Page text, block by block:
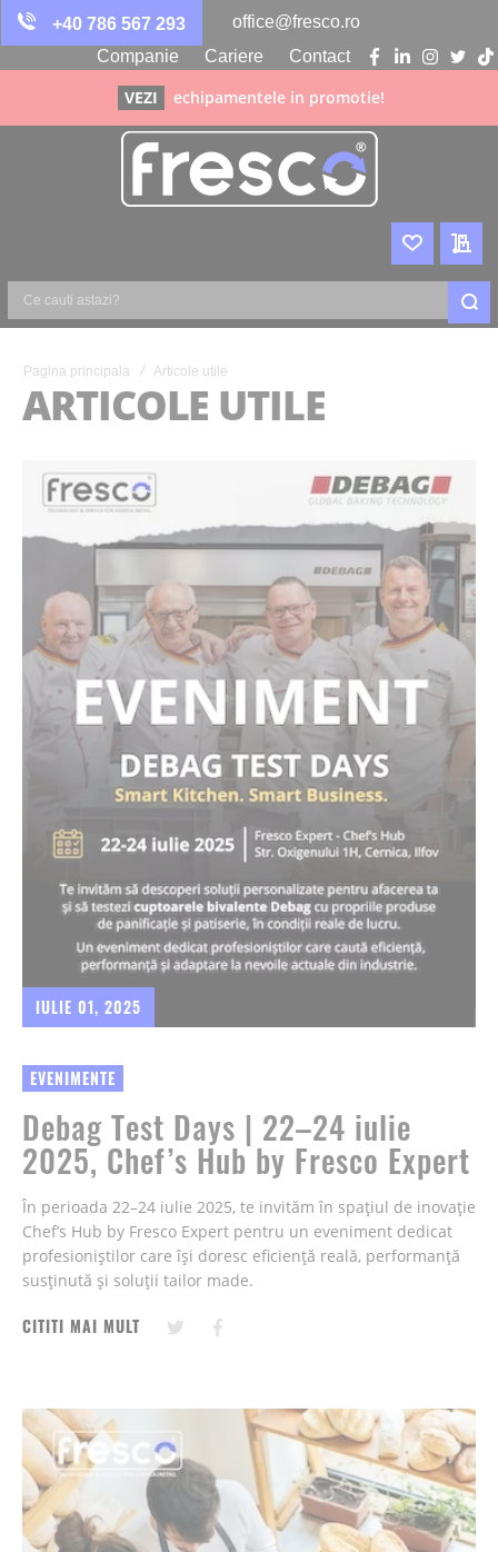
+40 786 567 293
office@fresco.ro
Companie
Cariere Contact
facebook
linkedin
VEZI echipamentele in promotie!
WISHLIST
Ce
astazi?
Pagina principala Articole utile
ARTICOLE UTILE
IULIE 01, 2025
EVENIMENTE
Debag Test Days | 22–24 iulie
2025, Chef’s Hub by Fresco Expert
În perioada 22–24 iulie 2025, te invităm în spațiul de inovație
Chef’s Hub by Fresco Expert pentru un eveniment dedicat
profesioniștilor care își doresc eficiență reală, performanță
susținută și soluții tailor made.
CITITI MAI MULT